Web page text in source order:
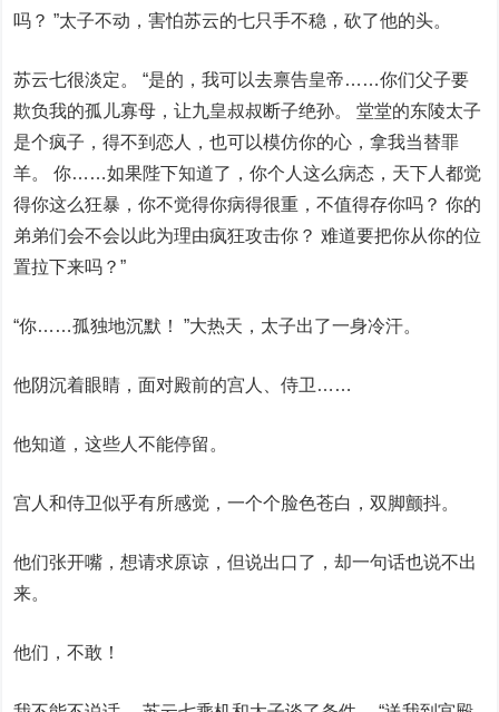
吗？ ”太子不动，害怕苏云的七只手不稳，砍了他的头。
苏云七很淡定。 “是的，我可以去禀告皇帝……你们父子要
欺负我的孤儿寡母，让九皇叔叔断子绝孙。 堂堂的东陵太子
是个疯子，得不到恋人，也可以模仿你的心，拿我当替罪
羊。 你……如果陛下知道了，你个人这么病态，天下人都觉
得你这么狂暴，你不觉得你病得很重，不值得存你吗？ 你的
弟弟们会不会以此为理由疯狂攻击你？ 难道要把你从你的位
置拉下来吗？”
“你……孤独地沉默！ ”大热天，太子出了一身冷汗。
他阴沉着眼睛，面对殿前的宫人、侍卫……
他知道，这些人不能停留。
宫人和侍卫似乎有所感觉，一个个脸色苍白，双脚颤抖。
他们张开嘴，想请求原谅，但说出口了，却一句话也说不出
来。
他们，不敢！